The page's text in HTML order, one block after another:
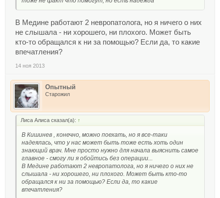
В Медине работают 2 невропатолога, но я ничего о них
не слышала - ни хорошего, ни плохого. Может быть
кто-то обращался к ни за помощью? Если да, то какие
впечатления?
14 ноя 2013
Опытный
Старожил
Лиса Алиса сказал(а): ↑
В Кишинев , конечно, можно поехать, но я все-таки
надеялась, что у нас может быть тоже есть хоть один
знающий врач. Мне просто нужно для начала выяснить самое
главное - смогу ли я обойтись без операции...
В Медине работают 2 невропатолога, но я ничего о них не
слышала - ни хорошего, ни плохого. Может быть кто-то
обращался к ни за помощью? Если да, то какие
впечатления?